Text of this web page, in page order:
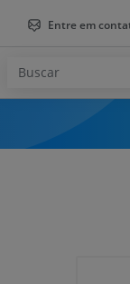
Entre em